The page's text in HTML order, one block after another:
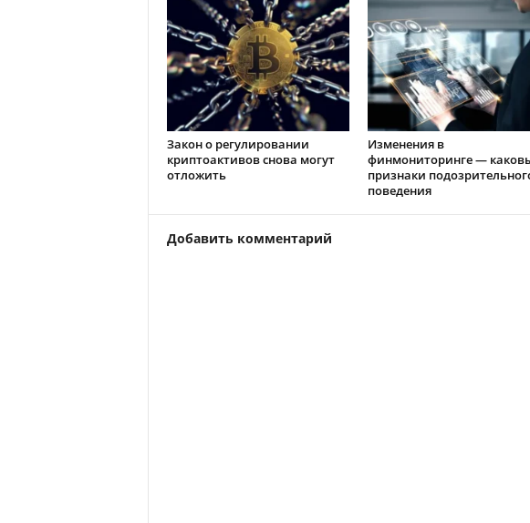
Закон о регулировании
криптоактивов снова могут
отложить
Изменения в
финмониторинге —
признаки
поведения
Добавить комментарий